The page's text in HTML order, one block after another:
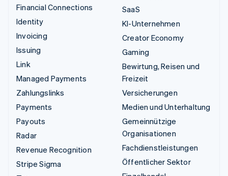
Financial Connections
Identity
Invoicing
Issuing
Link
Managed Payments
Zahlungslinks
Payments
Payouts
Radar
Revenue Recognition
Stripe Sigma
SaaS
KI-Unternehmen
Creator Economy
Gaming
Bewirtung, Reisen und
Freizeit
Versicherungen
Medien und Unterhaltung
Gemeinnützige
Organisationen
Fachdienstleistungen
Öffentlicher Sektor